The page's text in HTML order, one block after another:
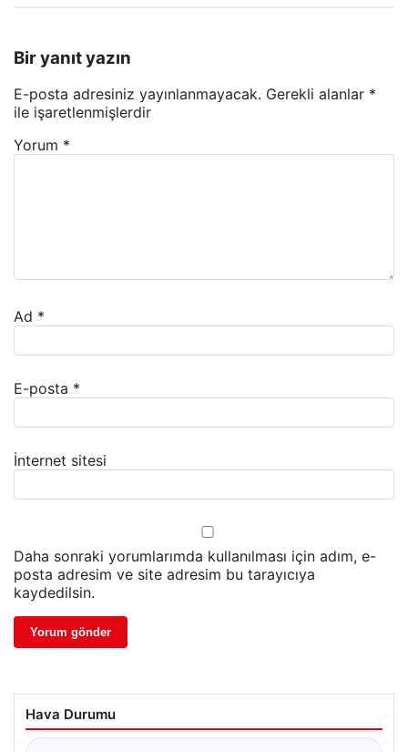
Bir yanıt yazın
E-posta adresiniz yayınlanmayacak. Gerekli alanlar *
ile işaretlenmişlerdir
Yorum *
Ad *
E-posta *
İnternet sitesi
Daha sonraki yorumlarımda kullanılması için adım, e-
posta adresim ve site adresim bu tarayıcıya
kaydedilsin.
Hava Durumu